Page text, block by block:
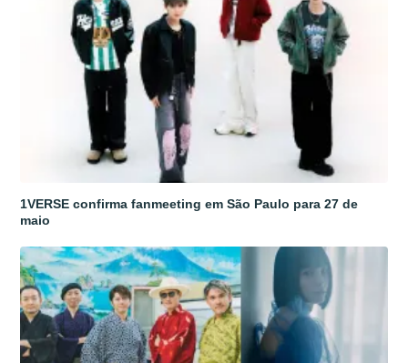
1VERSE confirma fanmeeting em São Paulo para 27 de
maio